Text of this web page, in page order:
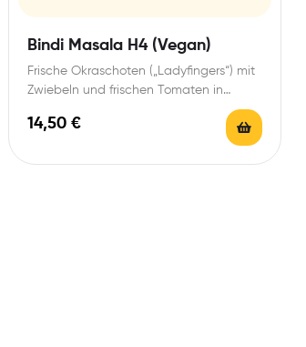
Bindi Masala H4 (Vegan)
Frische Okraschoten („Ladyfingers“) mit
Zwiebeln und frischen Tomaten in
14,50 €